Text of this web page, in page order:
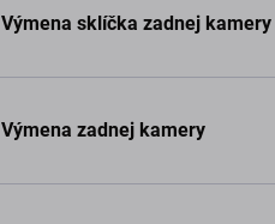
Výmena sklíčka zadnej kamery
Výmena zadnej kamery